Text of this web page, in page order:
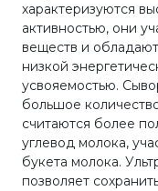
характеризуются
активностью, они
веществ и
низкой
усвояемостью.
большое
считаются более
углевод молока,
букета молока.
позволяет